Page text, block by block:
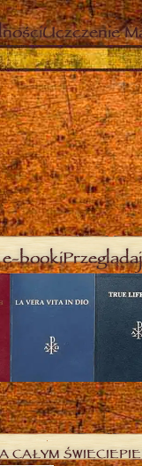
Uczczenie
booki
CAŁYM ŚWIECIE